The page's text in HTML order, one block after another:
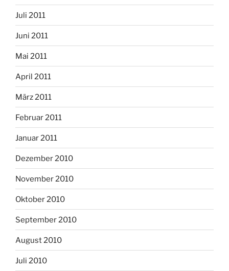
Juli 2011
Juni 2011
Mai 2011
April 2011
März 2011
Februar 2011
Januar 2011
Dezember 2010
November 2010
Oktober 2010
September 2010
August 2010
Juli 2010